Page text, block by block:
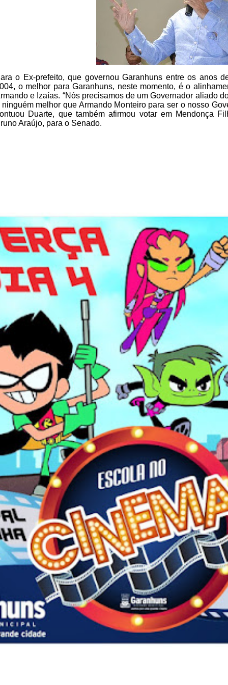
o Ex-prefeito, que governou Garanhuns entre os anos
o melhor para Garanhuns, nestemomento, é o
e Izaías. “Nós precisamos de um Governador aliado
ninguém melhor que Armando Monteiro para ser onosso
Duarte, que também afirmou votar em Mendonça
Araújo, para o Senado.